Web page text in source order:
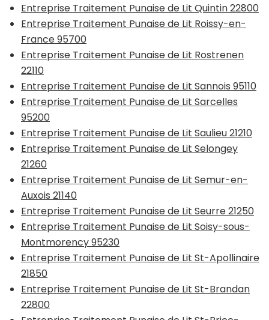
Entreprise Traitement Punaise de Lit Quintin 22800
Entreprise Traitement Punaise de Lit Roissy-en-
France 95700
Entreprise Traitement Punaise de Lit Rostrenen
22110
Entreprise Traitement Punaise de Lit Sannois 95110
Entreprise Traitement Punaise de Lit Sarcelles
95200
Entreprise Traitement Punaise de Lit Saulieu 21210
Entreprise Traitement Punaise de Lit Selongey
21260
Entreprise Traitement Punaise de Lit Semur-en-
Auxois 21140
Entreprise Traitement Punaise de Lit Seurre 21250
Entreprise Traitement Punaise de Lit Soisy-sous-
Montmorency 95230
Entreprise Traitement Punaise de Lit St-Apollinaire
21850
Entreprise Traitement Punaise de Lit St-Brandan
22800